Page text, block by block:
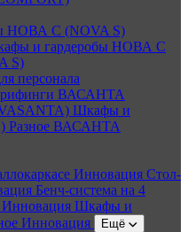
НОВА С (NOVA S)
и гардеробы НОВА С
S)
персонала
ВАСАНТА
Шкафы и
Разное ВАСАНТА
Инновация Стол-
Бенч-система на 4
Шкафы и
Инновация Ещё